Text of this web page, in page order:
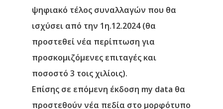
ψηφιακό τέλος συναλλαγών που θα
ισχύσει από την 1η.12.2024 (θα
προστεθεί νέα περίπτωση για
προσκομιζόμενες επιταγές και
ποσοστό 3 τοις χιλίοις).
Επίσης σε επόμενη έκδοση my data θα
προστεθούν νέα πεδία στο μορφότυπο